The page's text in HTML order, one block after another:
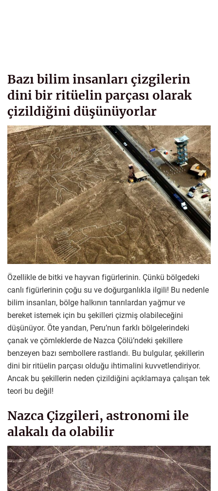
Bazı bilim insanları çizgilerin
dini bir ritüelin parçası olarak
çizildiğini düşünüyorlar
Özellikle de bitki ve hayvan figürlerinin. Çünkü bölgedeki
canlı figürlerinin çoğu su ve doğurganlıkla ilgili! Bu nedenle
bilim insanları, bölge halkının tanrılardan yağmur ve
bereket istemek için bu şekilleri çizmiş olabileceğini
düşünüyor. Öte yandan, Peru’nun farklı bölgelerindeki
çanak ve çömleklerde de Nazca Çölü’ndeki şekillere
benzeyen bazı sembollere rastlandı. Bu bulgular, şekillerin
dini bir ritüelin parçası olduğu ihtimalini kuvvetlendiriyor.
Ancak bu şekillerin neden çizildiğini açıklamaya çalışan tek
teori bu değil!
Nazca Çizgileri, astronomi ile
alakalı da olabilir